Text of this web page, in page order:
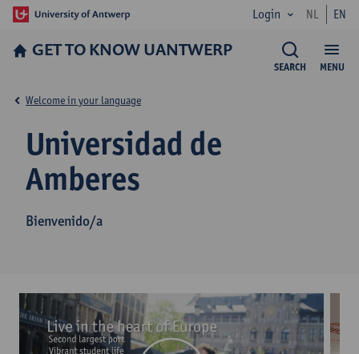
Login NL EN
GET TO KNOW UANTWERP
MENU
SEARCH
Universidad de
Amberes
Bienvenido/a
Welcome in your language